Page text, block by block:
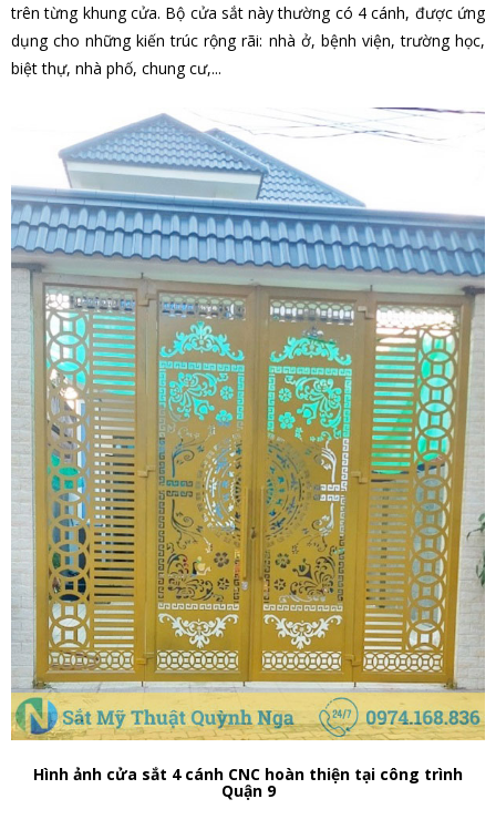
trên từng khung cửa. Bộ cửa sắt này thường có 4 cánh, được ứng
dụng cho những kiến trúc rộng rãi: nhà ở, bệnh viện, trường học,
biệt thự, nhà phố, chung cư,...
Hình ảnh cửa sắt 4 cánh CNC hoàn thiện tại công trình
Quận 9